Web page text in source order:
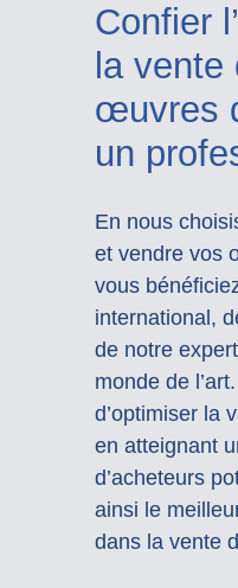
Confier
la
œuvres
un
En nous
et vendre vos
vous
international,
de notre
monde de
d’optimiser la
en atteignant
d’acheteurs
ainsi le
dans la vente